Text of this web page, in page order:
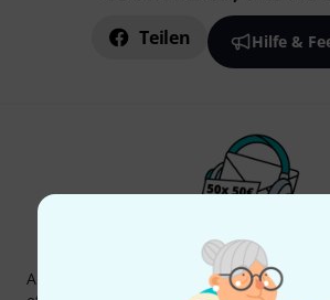
Teilen Hilfe &
Thomann
Abonniere den Thomann Newsletter und